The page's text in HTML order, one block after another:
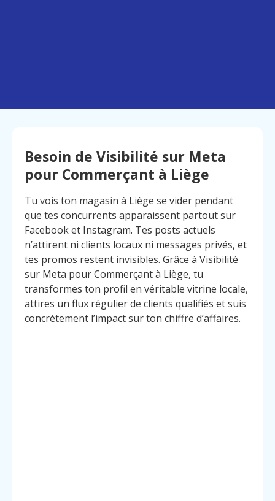
Besoin de Visibilité sur Meta
pour Commerçant à Liège
Tu vois ton magasin à Liège se vider pendant
que tes concurrents apparaissent partout sur
Facebook et Instagram. Tes posts actuels
n’attirent ni clients locaux ni messages privés, et
tes promos restent invisibles. Grâce à Visibilité
sur Meta pour Commerçant à Liège, tu
transformes ton profil en véritable vitrine locale,
attires un flux régulier de clients qualifiés et suis
concrètement l’impact sur ton chiffre d’affaires.